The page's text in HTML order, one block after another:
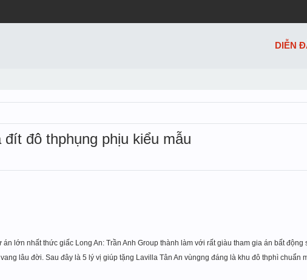
đô thphụng phịu kiểu mẫu
án lớn nhất thức giấc Long An: Trần Anh Group thành làm với rất giàu tham gia án bất động
lâu đời. Sau đây là 5 l ý vị giúp tặng Lavilla Tân An vùngng đáng là khu đô thphì chuẩn
DIỄN